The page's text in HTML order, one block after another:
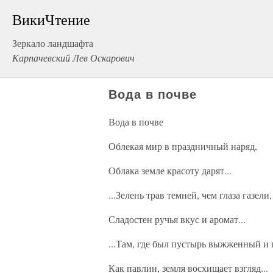
ВикиЧтение
Зеркало ландшафта
Карпачевский Лев Оскарович
Вода в почве
Вода в почве
Облекая мир в праздничный наряд,
Облака земле красоту дарят...
...Зелень трав темней, чем глаза газели,
Сладостен ручья вкус и аромат...
...Там, где был пустырь выжженный и
Как павлин, земля восхищает взгляд...